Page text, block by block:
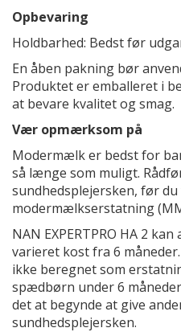
Opbevaring
Holdbarhed: Bedst før
En åben pakning bør
Produktet er emballeret i
at bevare kvalitet og smag.
Vær opmærksom på
Modermælk er bedst for
så længe som muligt.
sundhedsplejersken, før
modermælkserstatning
NAN EXPERTPRO HA 2
varieret kost fra 6 måneder.
ikke beregnet som
spædbørn under 6
det at begynde at give
sundhedsplejersken.